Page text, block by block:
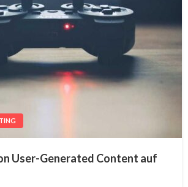
User-Generated Content auf